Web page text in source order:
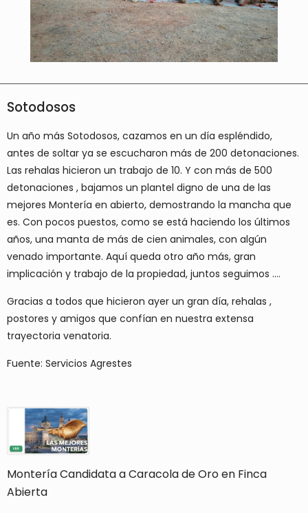
Sotodosos
Un año más Sotodosos, cazamos en un día espléndido,
antes de soltar ya se escucharon más de 200 detonaciones.
Las rehalas hicieron un trabajo de 10. Y con más de 500
detonaciones , bajamos un plantel digno de una de las
mejores Montería en abierto, demostrando la mancha que
es. Con pocos puestos, como se está haciendo los últimos
años, una manta de más de cien animales, con algún
venado importante. Aquí queda otro año más, gran
implicación y trabajo de la propiedad, juntos seguimos ....
Gracias a todos que hicieron ayer un gran día, rehalas ,
postores y amigos que confían en nuestra extensa
trayectoria venatoria.
Fuente: Servicios Agrestes
Montería Candidata a Caracola de Oro en Finca
Abierta